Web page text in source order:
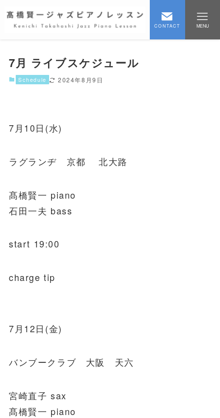
CONTACT MENU
7月 ライブスケジュール
Schedule 2024年8月9日
7月10日(水)
ラグランヂ 京都 北大路
髙橋賢一 piano
石田一夫 bass
start 19:00
charge tip
7月12日(金)
バンブークラブ 大阪 天六
宮崎直子 sax
髙橋賢一 piano